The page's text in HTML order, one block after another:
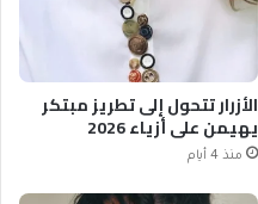
الأزرار تتحول إلى تطريز مبتكر
يهيمن على أزياء 2026
منذ 4 أيام